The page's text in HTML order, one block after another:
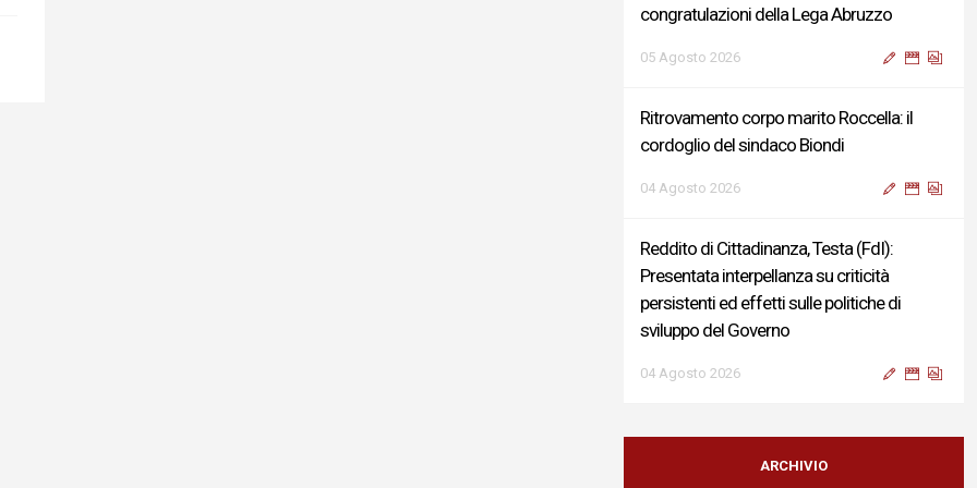
congratulazioni della Lega Abruzzo
05 Agosto 2026
Ritrovamento corpo marito Roccella: il
cordoglio del sindaco Biondi
04 Agosto 2026
Reddito di Cittadinanza, Testa (FdI):
Presentata interpellanza su criticità
persistenti ed effetti sulle politiche di
sviluppo del Governo
04 Agosto 2026
Sigismondi, Liris e Testa: “Profondo
cordoglio e vicinanza al Ministro Roccella e
ARCHIVIO